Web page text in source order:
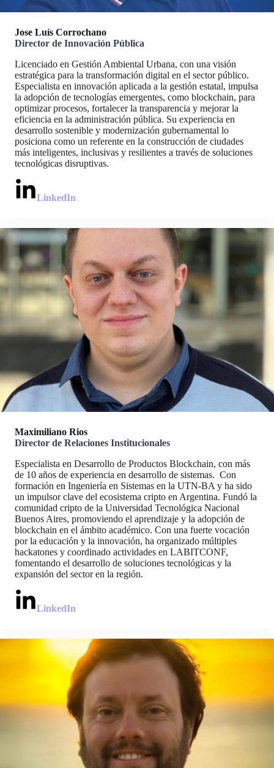
Jose Luís Corrochano
Director de Innovación Pública
Licenciado en Gestión Ambiental Urbana, con una visión
estratégica para la transformación digital en el sector público.
Especialista en innovación aplicada a la gestión estatal, impulsa
la adopción de tecnologías emergentes, como blockchain, para
optimizar procesos, fortalecer la transparencia y mejorar la
eficiencia en la administración pública. Su experiencia en
desarrollo sostenible y modernización gubernamental lo
posiciona como un referente en la construcción de ciudades
más inteligentes, inclusivas y resilientes a través de soluciones
tecnológicas disruptivas.
LinkedIn
Maximiliano Rios
Director de Relaciones Institucionales
Especialista en Desarrollo de Productos Blockchain, con más
de 10 años de experiencia en desarrollo de sistemas. Con
formación en Ingeniería en Sistemas en la UTN-BA y ha sido
un impulsor clave del ecosistema cripto en Argentina. Fundó la
comunidad cripto de la Universidad Tecnológica Nacional
Buenos Aires, promoviendo el aprendizaje y la adopción de
blockchain en el ámbito académico. Con una fuerte vocación
por la educación y la innovación, ha organizado múltiples
hackatones y coordinado actividades en LABITCONF,
fomentando el desarrollo de soluciones tecnológicas y la
expansión del sector en la región.
LinkedIn